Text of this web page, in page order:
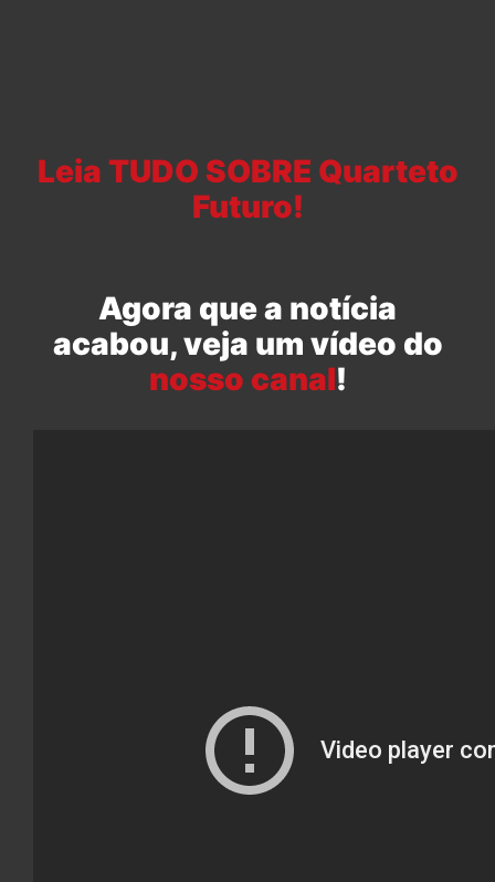
Leia TUDO SOBRE Quarteto
Futuro!
Agora que a notícia
acabou, veja um vídeo do
nosso canal!